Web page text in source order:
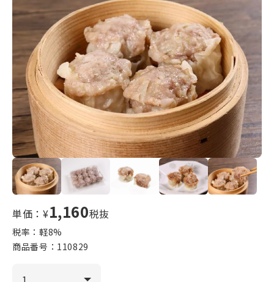
単価：¥1,160税抜
税率：軽8%
商品番号： 110829